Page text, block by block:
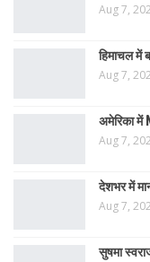
Aug 7,
हिमाचल में
Aug 7,
अमेरिका में
Aug 7,
देशभर में
Aug 7,
सुषमा